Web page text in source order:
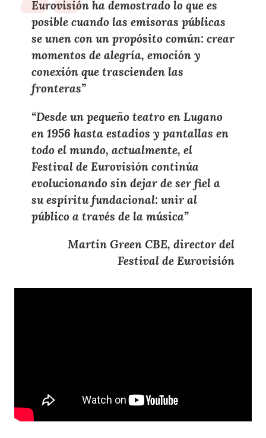
Eurovisiónha demostrado lo que es
posiblecuando las emisoras públicas
se unen con un propósito común: crear
momentos de alegría, emocióny
conexiónque trascienden las
fronteras”
“Desde un pequeño teatro en Lugano
en 1956 hasta estadios y pantallas en
todo el mundo, actualmente, el
Festival de Eurovisión continúa
evolucionandosin dejar de ser fiel a
suespíritu fundacional: unir al
público a través de la música”
Martin Green CBE, director del
Festival de Eurovisión